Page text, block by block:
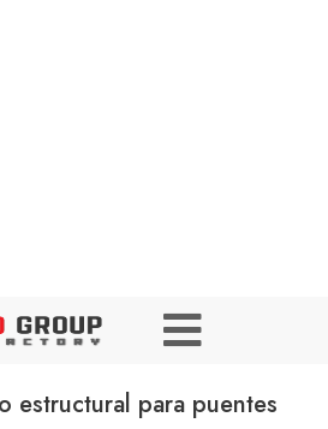
estructural para puentes